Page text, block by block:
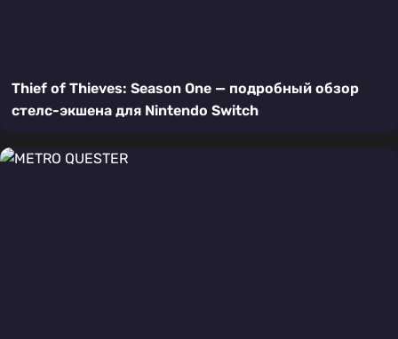
Thief of Thieves: Season One — подробный обзор
стелс-экшена для Nintendo Switch